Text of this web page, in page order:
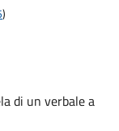
)
di un verbale a